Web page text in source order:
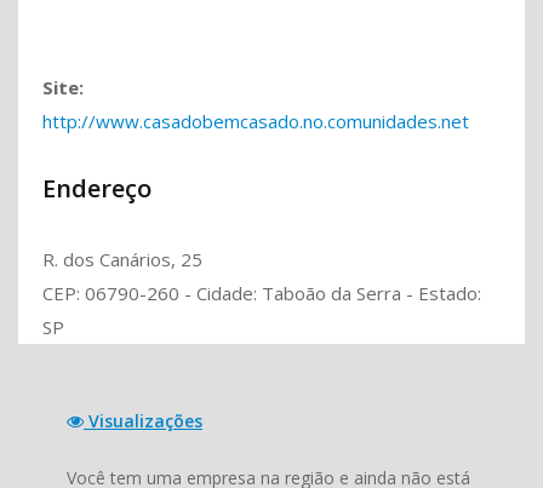
Site:
http://www.casadobemcasado.no.comunidades.net
Endereço
R. dos Canários, 25
CEP: 06790-260 - Cidade: Taboão da Serra - Estado:
SP
Visualizações
Você tem uma empresa na região e ainda não está